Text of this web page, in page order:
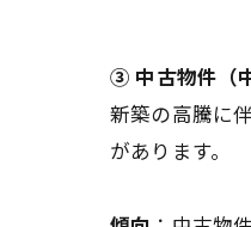
③ 中古物件（
新築の高騰に
があります。